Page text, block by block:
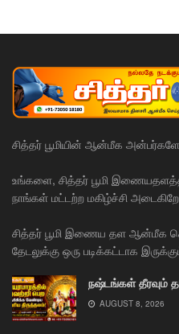
சித்தர் பூமியின் ஆன்மீக
உங்களை, சித்தர் பூமி
நாங்கள் மட்டற்ற மகிழ்ச்சி
சித்தர் பூமி இணைய தள ஆன்மீக
தேடலுக்கு ஒரு படிக்கட்டாக
நஷ்டங்கள் தீரவும்
AUGUST 8, 2026